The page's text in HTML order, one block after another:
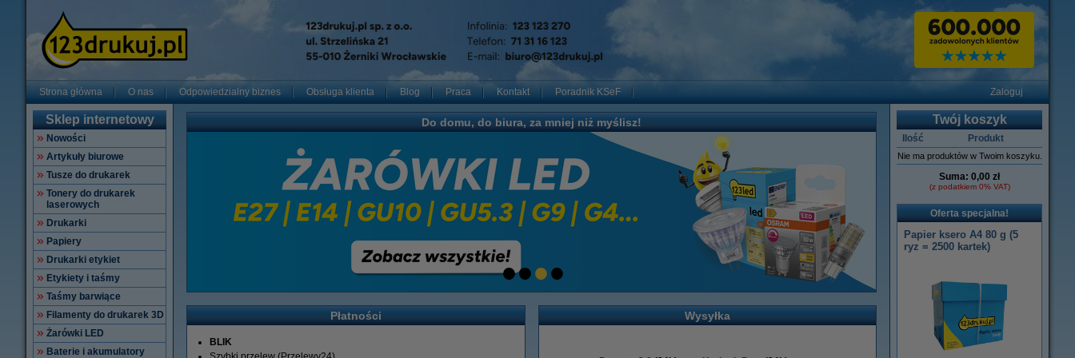
Strona główna O nas Odpowiedzialny biznes Obsługa klienta Blog Praca Kontakt Poradnik KSeF Zaloguj
Sklep internetowy
Nowości
Artykuły biurowe
Tusze do drukarek
Tonery do drukarek
laserowych
Drukarki
Papiery
Drukarki etykiet
Etykiety i taśmy
Taśmy barwiące
Filamenty do drukarek 3D
Żarówki LED
Baterie i akumulatory
Do domu, do biura, za mniej niż myślisz!
Płatności
BLIK
Wysyłka
Twój koszyk
Ilość Produkt
Nie ma produktów w Twoim koszyku.
Suma: 0,00 zł
(z podatkiem 0% VAT)
Oferta specjalna!
Papier ksero A4 80 g (5
ryz = 2500 kartek)